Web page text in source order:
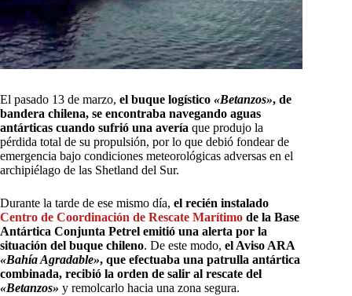
El pasado 13 de marzo, el buque logístico «Betanzos», de
bandera chilena, se encontraba navegando aguas
antárticas cuando sufrió una avería que produjo la
pérdida total de su propulsión, por lo que debió fondear de
emergencia bajo condiciones meteorológicas adversas en el
archipiélago de las Shetland del Sur.
Durante la tarde de ese mismo día, el recién instalado
Centro de Coordinación de Rescate Marítimo de la Base
Antártica Conjunta Petrel emitió una alerta por la
situación del buque chileno. De este modo, el Aviso ARA
«Bahía Agradable», que efectuaba una patrulla antártica
combinada, recibió la orden de salir al rescate del
«Betanzos» y remolcarlo hacia una zona segura.